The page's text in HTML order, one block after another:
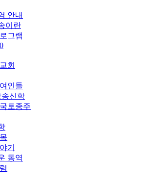
안내
이란
그램
회
인들
신학
토종주
기
동역